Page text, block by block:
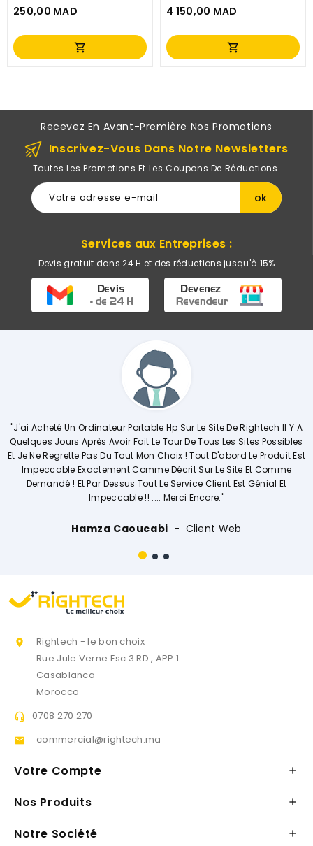
250,00 MAD
Prix
shopping_cart
4 150,00 MAD
Prix
shopping_cart
Recevez En Avant-Première Nos Promotions
Inscrivez-Vous Dans Notre Newsletters
Toutes Les Promotions Et Les Coupons De Réductions.
Services aux Entreprises :
Devis gratuit dans 24 H et des réductions jusqu'à 15%
Hp Sur Le Site De Rightech Il Y A
Tour De Tous Les Sites Possibles
Choix ! Tout D'abord Le Produit Est
Décrit Sur Le Site Et Comme
Le Service Client Est Génial Et
Client Web
"Commerciale KHADIJA Super
Explique De Façon Concrète Et
Opérations. Société A L'écoute

Rightech - le bon choix
Rue Jule Verne Esc 3 RD , APP 1
Casablanca
Morocco
 0708 270 270
 commercial@rightech.ma
Votre Compte 
Nos Produits 
Notre Société 